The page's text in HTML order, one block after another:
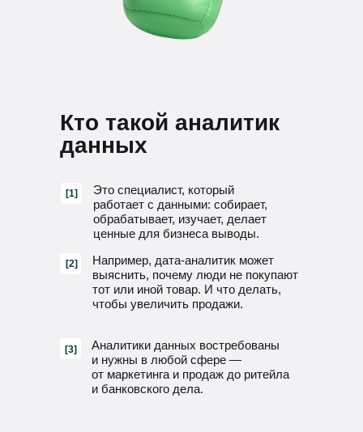
[1]
Кто такой аналитик
данных
[2]
Это специалист, который
работает с данными: собирает,
обрабатывает, изучает, делает
ценные для бизнеса выводы.
[3]
Например, дата-аналитик может
выяснить, почему люди не покупают
тот или иной товар. И что делать,
чтобы увеличить продажи.
Аналитики данных востребованы
и нужны в любой сфере —
от маркетинга и продаж до ритейла
и банковского дела.